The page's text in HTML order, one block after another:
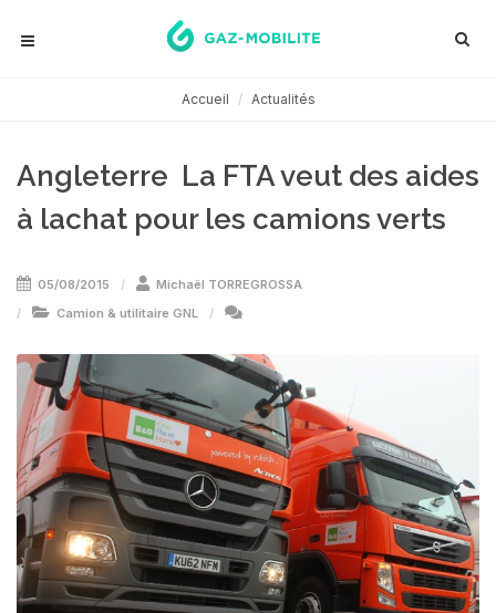
Accueil Actualités
Angleterre  La FTA veut des aides
à lachat pour les camions verts
05/08/2015
Michaël TORREGROSSA
Camion & utilitaire GNL